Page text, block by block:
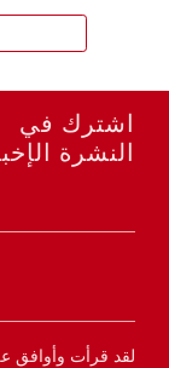
اشترك في
النشرة
لقد قرأت وأوافق